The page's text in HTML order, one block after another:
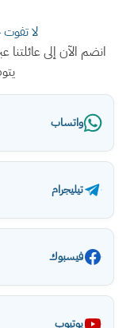
لا
انضم الآن إلى
واتساب
تيليجرام
فيسبوك
يوتيوب